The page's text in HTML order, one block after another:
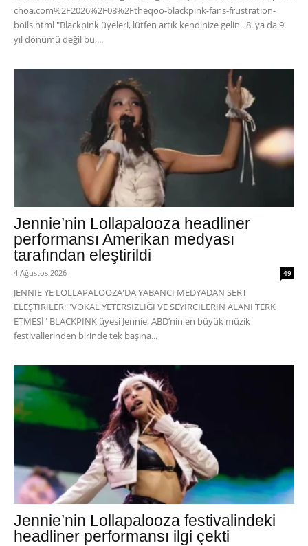
choa.com%2F2026%2F08%2Ftheqoo-blackpink-fans-frustration-
boils.html "Blackpink üyeleri, lütfen artık kendinize gelin.. 8. ya da 9.
yıl dönümü değil bu,...
Jennie’nin Lollapalooza headliner
performansı Amerikan medyası
tarafından eleştirildi
4 Ağustos 2026 49
JENNIE'YE LOLLAPALOOZA'DA YABANCI MEDYADAN SERT
ELEŞTİRİLER: "VOKAL YETERSİZLİĞİ VE SEYİRCİLERİN ALANI TERK
ETMESİ" BLACKPINK üyesi Jennie, ABD’nin en büyük müzik
festivallerinden birinde tek başına...
Jennie’nin Lollapalooza festivalindeki
headliner performansı ilgi çekti